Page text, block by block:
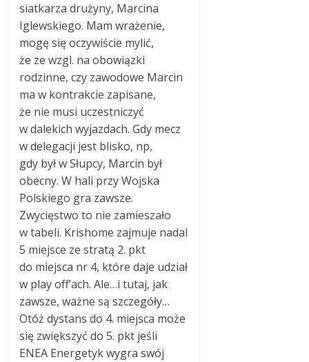
siatkarza drużyny, Marcina
Iglewskiego. Mam wrażenie,
mogę się oczywiście mylić,
że ze wzgl. na obowiązki
rodzinne, czy zawodowe Marcin
ma w kontrakcie zapisane,
że nie musi uczestniczyć
w dalekich wyjazdach. Gdy mecz
w delegacji jest blisko, np,
gdy był w Słupcy, Marcin był
obecny. W hali przy Wojska
Polskiego gra zawsze.
Zwycięstwo to nie zamieszało
w tabeli. Krishome zajmuje nadal
5 miejsce ze stratą 2. pkt
do miejsca nr 4, które daje udział
w play off’ach. Ale…i tutaj, jak
zawsze, ważne są szczegóły…
Otóż dystans do 4. miejsca może
się zwiększyć do 5. pkt jeśli
ENEA Energetyk wygra swój